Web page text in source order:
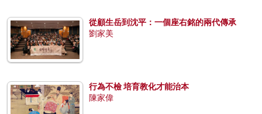
從顧生岳到沈平：一個座右銘的兩代傳承
劉家美
行為不檢 培育教化才能治本
陳家偉